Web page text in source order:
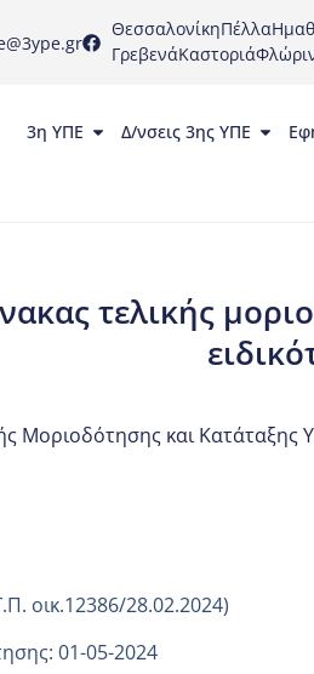
ΘεσσαλονίκηΠέλλα
ΓρεβενάΚαστοριά
3η ΥΠΕ Δ/νσεις 3ης ΥΠΕ
τελικής
Μοριοδότησης και Κατάταξης
οικ.12386/28.02.2024)
01-05-2024